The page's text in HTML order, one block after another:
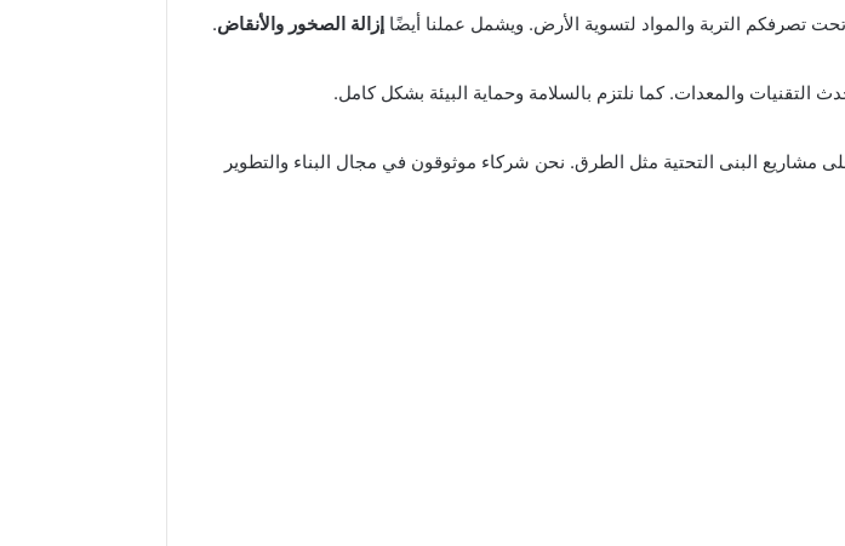
تصرفكم التربة والمواد لتسوية الأرض. ويشمل عملنا أيضًا إزالة الصخور والأنقاض.
التقنيات والمعدات. كما نلتزم بالسلامة وحماية البيئة بشكل كامل.
مشاريع البنى التحتية مثل الطرق. نحن شركاء موثوقون في مجال البناء والتطوير